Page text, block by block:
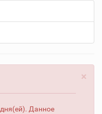
×
дня(ей). Данное